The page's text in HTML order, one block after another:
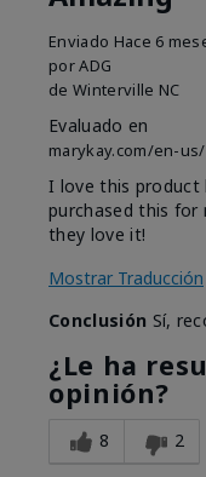
Enviado Hace 6
porADG
de Winterville NC
Evaluado en
marykay.com/en-us/
I love this product
purchased this for
they love it!
Mostrar Traducción
Conclusión Sí,
¿Le ha
opinión?
8 2